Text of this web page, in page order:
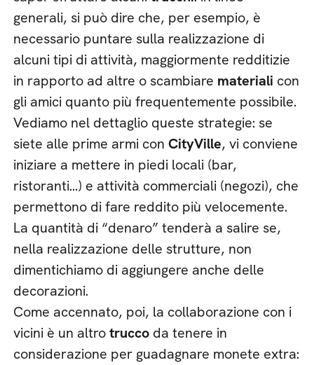
generali, si può dire che, per esempio, è
necessario puntare sulla realizzazione di
alcuni tipi di attività, maggiormente redditizie
in rapporto ad altre o scambiare materiali con
gli amici quanto più frequentemente possibile.
Vediamo nel dettaglio queste strategie: se
siete alle prime armi con CityVille, vi conviene
iniziare a mettere in piedi locali (bar,
ristoranti…) e attività commerciali (negozi), che
permettono di fare reddito più velocemente.
La quantità di “denaro” tenderà a salire se,
nella realizzazione delle strutture, non
dimentichiamo di aggiungere anche delle
decorazioni.
Come accennato, poi, la collaborazione con i
vicini è un altrotrucco da tenere in
considerazione per guadagnare monete extra: